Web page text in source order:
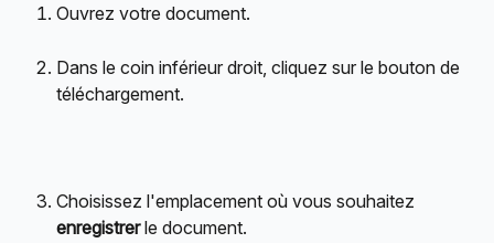
Ouvrez votre document.
Dans le coin inférieur droit, cliquez sur le bouton de
téléchargement.
Choisissez l'emplacement où vous souhaitez
enregistrer le document.